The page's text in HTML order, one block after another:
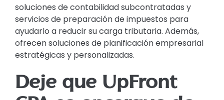
soluciones de contabilidad subcontratadas y
servicios de preparación de impuestos para
ayudarlo a reducir su carga tributaria. Además,
ofrecen soluciones de planificación empresarial
estratégicas y personalizadas.
Deje que UpFront